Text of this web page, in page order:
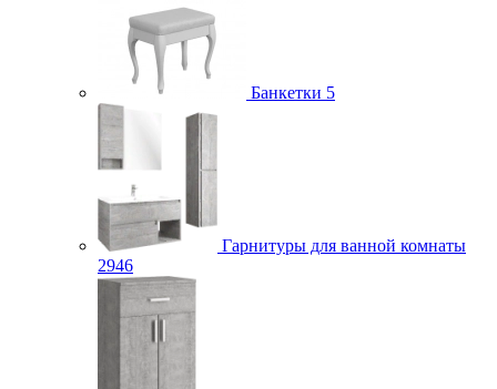
Банкетки 5
Гарнитуры для ванной комнаты
2946